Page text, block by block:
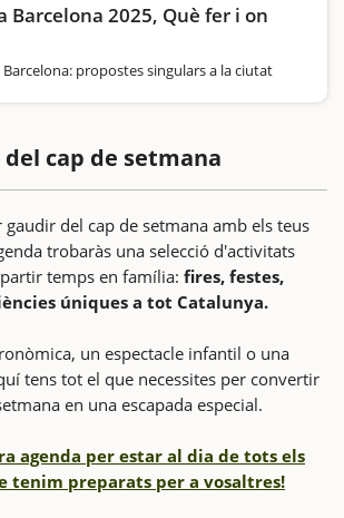
Barcelona 2025, Què fer i on
Barcelona: propostes singulars a la ciutat
del cap de setmana
gaudir del cap de setmana amb els teus
trobaràs una selecció d'activitats
temps en família: fires, festes,
úniques a tot Catalunya.
un espectacle infantil o una
tens tot el que necessites per convertir
en una escapada especial.
agenda per estar al dia de tots els
tenim preparats per a vosaltres!